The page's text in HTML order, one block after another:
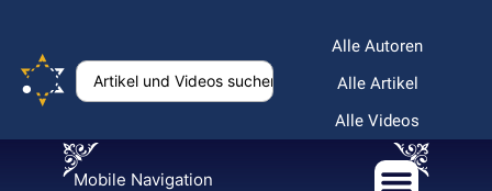
Alle Autoren
Alle Artikel
Alle Videos
Mobile Navigation